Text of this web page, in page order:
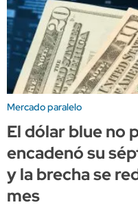
Mercado paralelo
El dólar blue no
encadenó su
y la brecha se
mes